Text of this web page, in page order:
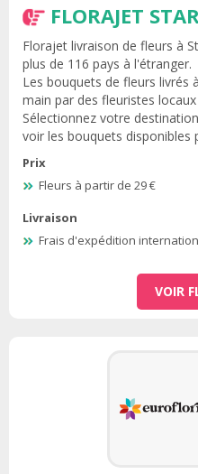
FLORAJET
Florajet livraison de fleurs à
plus de 116 pays à l'étranger.
Les bouquets de fleurs livrés
main par des fleuristes
Sélectionnez votre
voir les bouquets disponibles
Prix
Fleurs à partir de 29 €
Livraison
Frais d'expédition
VOIR